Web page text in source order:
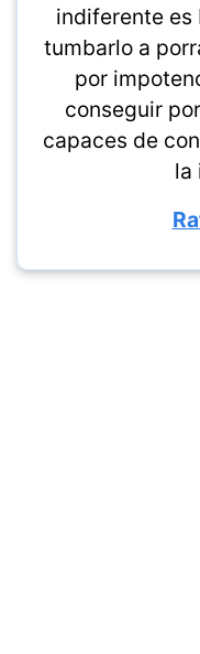
indiferente
tumbarlo a
por
conseguir
capaces de
la